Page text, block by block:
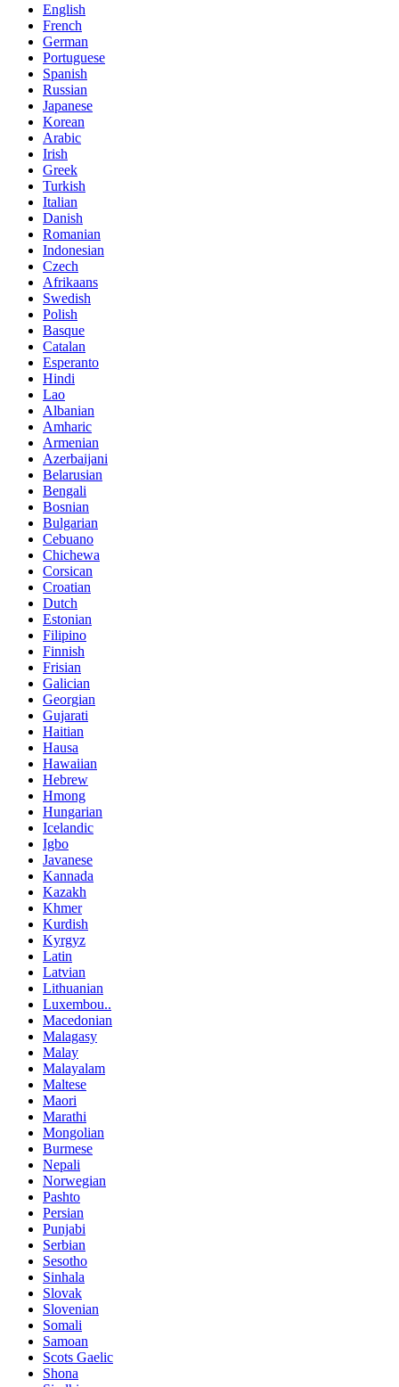
English
French
German
Portuguese
Spanish
Russian
Japanese
Korean
Arabic
Irish
Greek
Turkish
Italian
Danish
Romanian
Indonesian
Czech
Afrikaans
Swedish
Polish
Basque
Catalan
Esperanto
Hindi
Lao
Albanian
Amharic
Armenian
Azerbaijani
Belarusian
Bengali
Bosnian
Bulgarian
Cebuano
Chichewa
Corsican
Croatian
Dutch
Estonian
Filipino
Finnish
Frisian
Galician
Georgian
Gujarati
Haitian
Hausa
Hawaiian
Hebrew
Hmong
Hungarian
Icelandic
Igbo
Javanese
Kannada
Kazakh
Khmer
Kurdish
Kyrgyz
Latin
Latvian
Lithuanian
Luxembou..
Macedonian
Malagasy
Malay
Malayalam
Maltese
Maori
Marathi
Mongolian
Burmese
Nepali
Norwegian
Pashto
Persian
Punjabi
Serbian
Sesotho
Sinhala
Slovak
Slovenian
Somali
Samoan
Scots Gaelic
Shona